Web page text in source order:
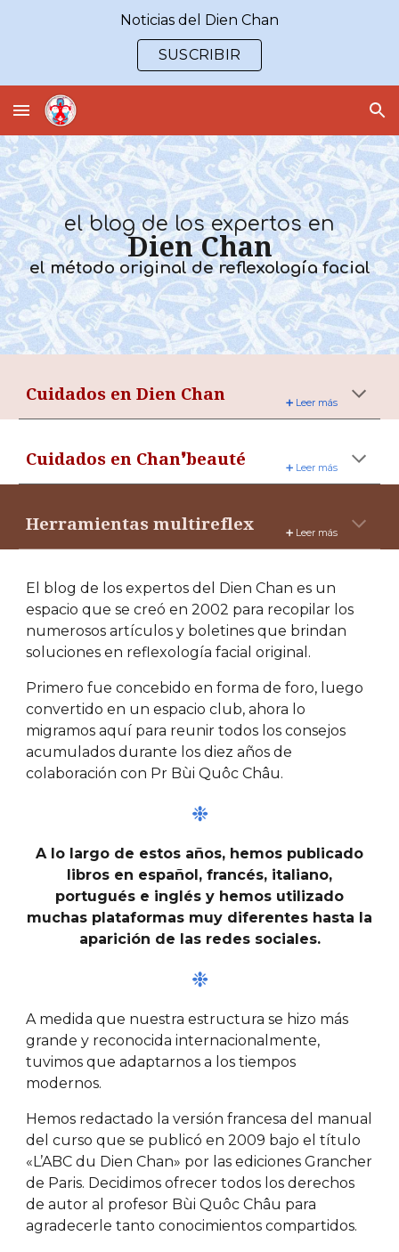
Noticias del Dien Chan
SUSCRIBIR
el blog de losexpertos en
Dien Chan
el método original de reflexología facial
Cuidados enDien Chan ➕ Leer más
Cuidados en Chan❜beauté ➕ Leer más
Herramientas multireflex ➕ Leer más
El blog de los expertos del Dien Chan es un
espacio que se creó en 2002 para recopilar los
numerosos artículos y boletines que brindan
soluciones en reflexología facial original.
Primero fue concebido en forma de foro, luego
convertido en un espacio club, ahora lo
migramos aquí para reunir todos los consejos
acumulados durante los diez años de
colaboración con Pr Bùi Quôc Châu.
❉
A lo largo de estos años, hemos publicado
libros en español, francés, italiano,
portugués e inglés y hemos utilizado
muchas plataformas muy diferentes hasta la
aparición de las redes sociales.
❉
A medida que nuestra estructura se hizo más
grande y reconocida internacionalmente,
tuvimos que adaptarnos a los tiempos
modernos.
Hemos redactado la versión francesa del manual
del curso que se publicó en 2009 bajo el título
«L’ABC du Dien Chan» por las ediciones Grancher
de Paris. Decidimos ofrecer todos los derechos
de autor al profesor Bùi Quôc Châu para
agradecerle tanto conocimientos compartidos.